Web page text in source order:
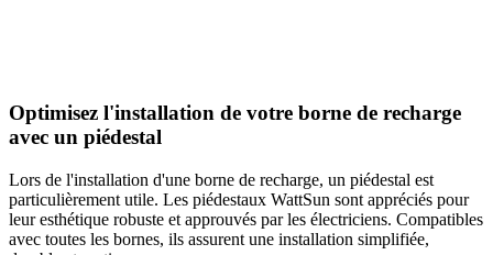
Optimisez l'installation de votre borne de recharge
avec un piédestal
Lors de l'installation d'une borne de recharge, un piédestal est
particulièrement utile. Les piédestaux WattSun sont appréciés pour
leur esthétique robuste et approuvés par les électriciens. Compatibles
avec toutes les bornes, ils assurent une installation simplifiée,